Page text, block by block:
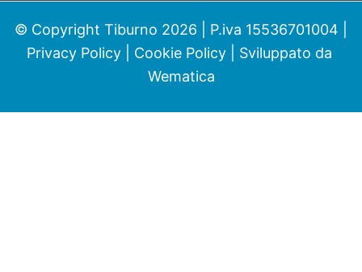
© Copyright Tiburno 2026 | P.iva 15536701004 |
Privacy Policy| Cookie Policy| Sviluppato da
Wematica